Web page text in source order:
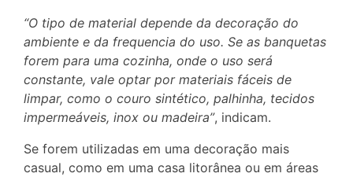
“O tipo de material depende da decoração do
ambiente e da frequencia do uso. Se as banquetas
forem para uma cozinha, onde o uso será
constante, vale optar por materiais fáceis de
limpar, como o couro sintético, palhinha, tecidos
impermeáveis, inox ou madeira”, indicam.
Se forem utilizadas em uma decoração mais
casual, como em uma casa litorânea ou em áreas